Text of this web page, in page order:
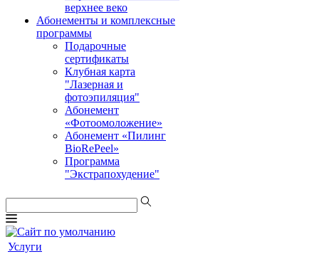
верхнее веко
Абонементы и комплексные
программы
Подарочные
сертификаты
Клубная карта
"Лазерная и
фотоэпиляция"
Абонемент
«Фотоомоложение»
Абонемент «Пилинг
BioRePeel»
Программа
"Экстрапохудение"
Услуги